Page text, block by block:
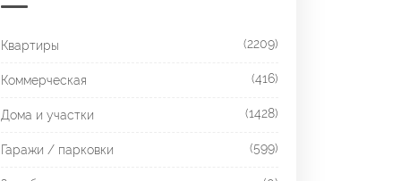
Квартиры (2209)
Коммерческая (416)
Дома и участки (1428)
Гаражи / парковки (599)